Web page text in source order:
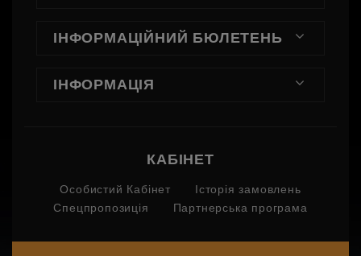
ІНФОРМАЦІЙНИЙ БЮЛЕТЕНЬ
ІНФОРМАЦІЯ
КАБІНЕТ
Особистий Кабінет
Історія замовлень
Спецпропозиція
Партнерська програма